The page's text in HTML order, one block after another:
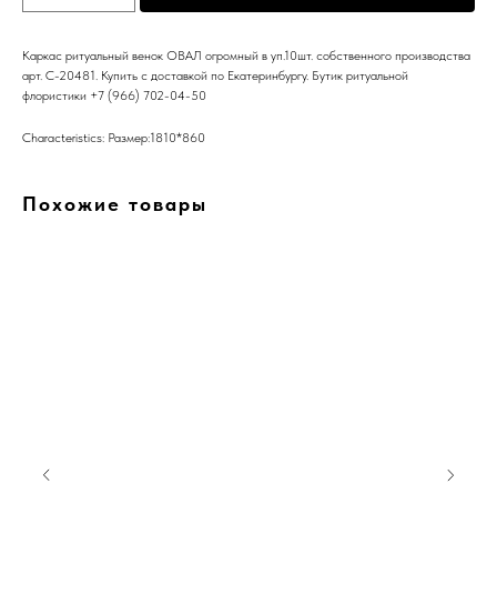
Каркас ритуальный венок ОВАЛ огромный в уп.10шт. собственного производства
арт. C-20481. Купить с доставкой по Екатеринбургу. Бутик ритуальной
флористики +7 (966) 702-04-50
Characteristics: Размер:1810*860
Похожие товары